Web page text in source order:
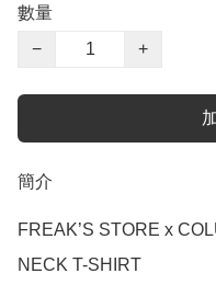
數量
−
+
簡介
FREAK’S STORE x
NECK T-SHIRT